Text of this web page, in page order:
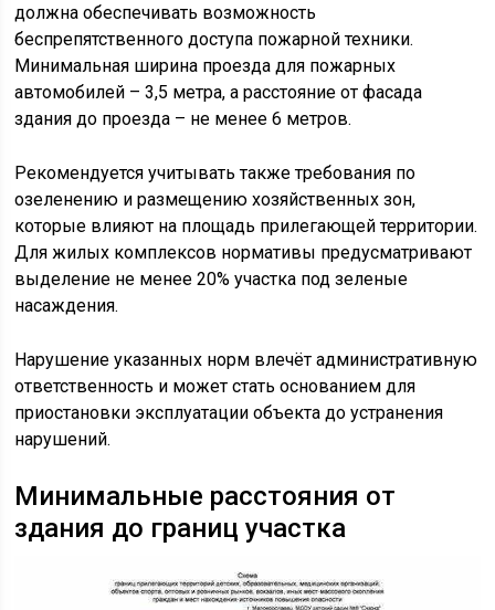
должна обеспечивать возможность
беспрепятственного доступа пожарной техники.
Минимальная ширина проезда для пожарных
автомобилей – 3,5 метра, а расстояние от фасада
здания до проезда – не менее 6 метров.
Рекомендуется учитывать также требования по
озеленению и размещению хозяйственных зон,
которые влияют на площадь прилегающей территории.
Для жилых комплексов нормативы предусматривают
выделение не менее 20% участка под зеленые
насаждения.
Нарушение указанных норм влечёт административную
ответственность и может стать основанием для
приостановки эксплуатации объекта до устранения
нарушений.
Минимальные расстояния от
здания до границ участка